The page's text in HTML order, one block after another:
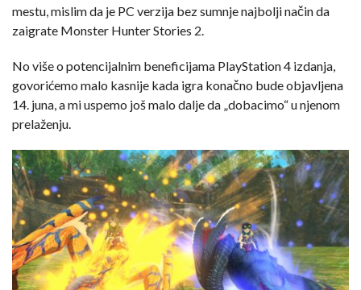
mestu, mislim da je PC verzija bez sumnje najbolji način da
zaigrate Monster Hunter Stories 2.
No više o potencijalnim beneficijama PlayStation 4 izdanja,
govorićemo malo kasnije kada igra konačno bude objavljena
14. juna, a mi uspemo još malo dalje da „dobacimo“ u njenom
prelaženju.